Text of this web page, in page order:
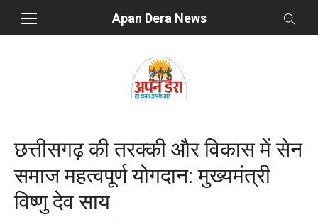
Apan Dera News
छत्तीसगढ़ की तरक्की और विकास में सेन
समाज महत्वपूर्ण योगदान: मुख्यमंत्री
विष्णु देव साय